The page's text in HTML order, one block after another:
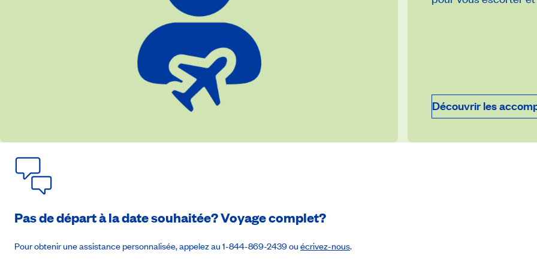
l’installation à l’hôtel, visite de la ville, incluant notamment la place du Vieux-Marché avec son hôtel de ville Renaissance ainsi que la
Poznań - Berlin (271 km)
Route en direction de Berlin. En cours de trajet, halte dans la région de Lubusz, près de Zielona Góra, au cœur du berceau historique de la
Hôtel Sheraton Berlin Grand Esplanade 4*
Découvrir les
Pas de départ à la date souhaitée? Voyage complet?
Pour obtenir une assistance personnalisée, appelez au 1-844-869-2439 ou écrivez-nous.